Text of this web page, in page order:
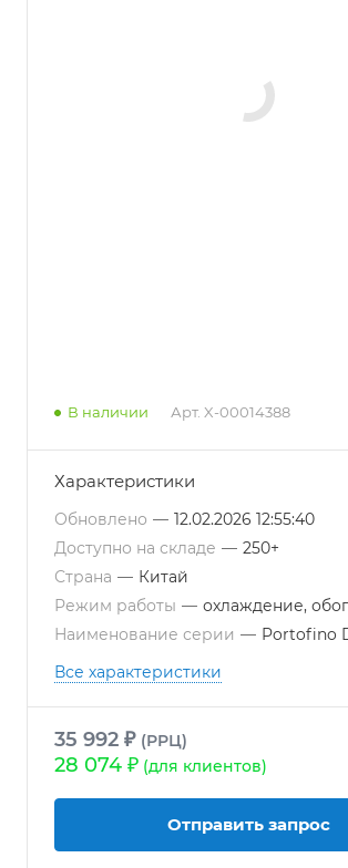
В наличии Арт. X-00014388
Характеристики
Обновлено — 12.02.2026 12:55:40
Доступно на складе — 250+
Страна — Китай
Режим работы — охлаждение,
Наименование серии — Portofino
Все характеристики
35 992 ₽ (РРЦ)
28 074 ₽ (для клиентов)
Отправить запрос